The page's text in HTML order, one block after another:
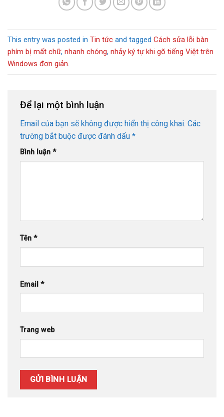
This entry was posted in Tin tức and tagged Cách sửa lỗi bàn
phím bị mất chữ, nhanh chóng, nhảy ký tự khi gõ tiếng Việt trên
Windows đơn giản.
Để lại một bình luận
Email của bạn sẽ không được hiển thị công khai. Các
trường bắt buộc được đánh dấu *
Bình luận *
Tên *
Email *
Trang web